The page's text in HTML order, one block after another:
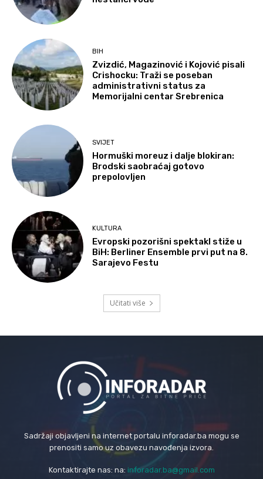
BIH
Zvizdić, Magazinović i Kojović pisali
Crishocku: Traži se poseban
administrativni status za
Memorijalni centar Srebrenica
SVIJET
Hormuški moreuz i dalje blokiran:
Brodski saobraćaj gotovo
prepolovljen
KULTURA
Evropski pozorišni spektakl stiže u
BiH: Berliner Ensemble prvi put na 8.
Sarajevo Festu
Učitati više
Sadržaji objavljeni na internet portalu inforadar.ba mogu se
prenositi samo uz obavezu navođenja izvora.
Kontaktirajte nas: na: inforadar.ba@gmail.com